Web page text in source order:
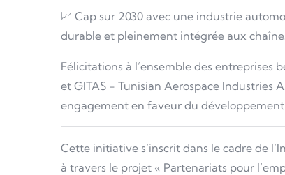
📈 Cap sur 2030 avec une industrie
durable et pleinement intégrée aux
Félicitations à l’ensemble des entreprises
et GITAS - Tunisian Aerospace Industries
engagement en faveur du
Cette initiative s’inscrit dans le cadre de
à travers le projet « Partenariats pour